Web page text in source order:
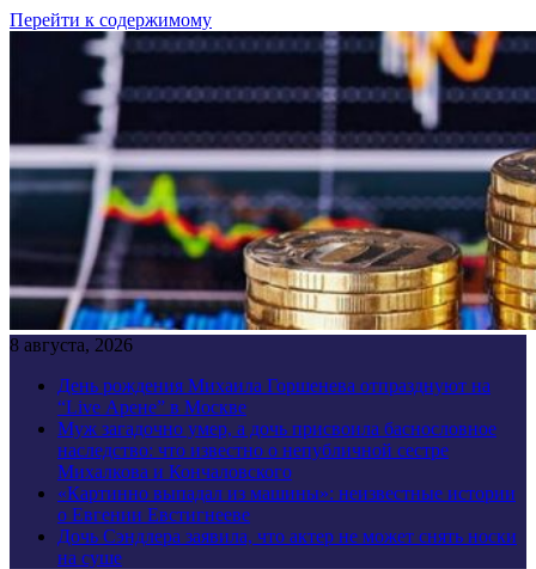
Перейти к содержимому
8 августа, 2026
День рождения Михаила Горшенева отпразднуют на
“Live Арене” в Москве
Муж загадочно умер, а дочь присвоила баснословное
наследство: что известно о непубличной сестре
Михалкова и Кончаловского
«Картинно выпадал из машины»: неизвестные истории
о Евгении Евстигнееве
Дочь Сэндлера заявила, что актер не может снять носки
на суше